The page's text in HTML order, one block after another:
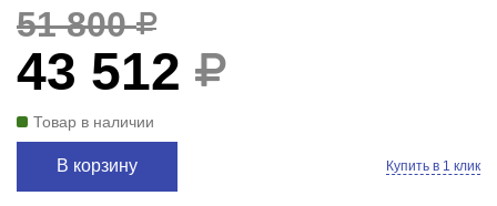
51 800
43 512
Товар в наличии
В корзину Купить в 1 клик